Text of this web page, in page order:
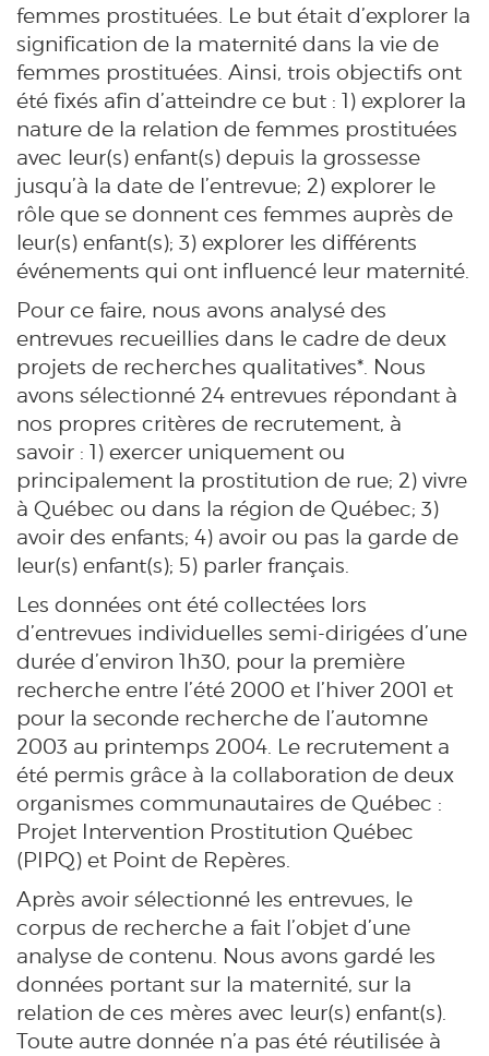
femmes prostituées. Le but était d’explorer la
signification de la maternité dans la vie de
femmes prostituées. Ainsi, trois objectifs ont
été fixés afin d’atteindre ce but : 1) explorer la
nature de la relation de femmes prostituées
avec leur(s) enfant(s) depuis la grossesse
jusqu’à la date de l’entrevue; 2) explorer le
rôle que se donnent ces femmes auprès de
leur(s) enfant(s); 3) explorer les différents
événements qui ont influencé leur maternité.
Pour ce faire, nous avons analysé des
entrevues recueillies dans le cadre de deux
projets de recherches qualitatives*. Nous
avons sélectionné 24 entrevues répondant à
nos propres critères de recrutement, à
savoir : 1) exercer uniquement ou
principalement la prostitution de rue; 2) vivre
à Québec ou dans la région de Québec; 3)
avoir des enfants; 4) avoir ou pas la garde de
leur(s) enfant(s); 5) parler français.
Les données ont été collectées lors
d’entrevues individuelles semi-dirigées d’une
durée d’environ 1h30, pour la première
recherche entre l’été 2000 et l’hiver 2001 et
pour la seconde recherche de l’automne
2003 au printemps 2004. Le recrutement a
été permis grâce à la collaboration de deux
organismes communautaires de Québec :
Projet Intervention Prostitution Québec
(PIPQ) et Point de Repères.
Après avoir sélectionné les entrevues, le
corpus de recherche a fait l’objet d’une
analyse de contenu. Nous avons gardé les
données portant sur la maternité, sur la
relation de ces mères avec leur(s) enfant(s).
Toute autre donnée n’a pas été réutilisée à